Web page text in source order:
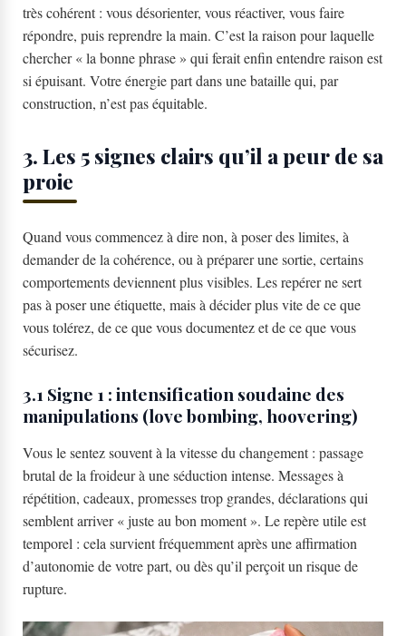
très cohérent : vous désorienter, vous réactiver, vous faire
répondre, puis reprendre la main. C’est la raison pour laquelle
chercher « la bonne phrase » qui ferait enfin entendre raison est
si épuisant. Votre énergie part dans une bataille qui, par
construction, n’est pas équitable.
3. Les 5 signes clairs qu’il a peur de sa
proie
Quand vous commencez à dire non, à poser des limites, à
demander de la cohérence, ou à préparer une sortie, certains
comportements deviennent plus visibles. Les repérer ne sert
pas à poser une étiquette, mais à décider plus vite de ce que
vous tolérez, de ce que vous documentez et de ce que vous
sécurisez.
3.1 Signe 1 : intensification soudaine des
manipulations (love bombing, hoovering)
Vous le sentez souvent à la vitesse du changement : passage
brutal de la froideur à une séduction intense. Messages à
répétition, cadeaux, promesses trop grandes, déclarations qui
semblent arriver « juste au bon moment ». Le repère utile est
temporel : cela survient fréquemment après une affirmation
d’autonomie de votre part, ou dès qu’il perçoit un risque de
rupture.